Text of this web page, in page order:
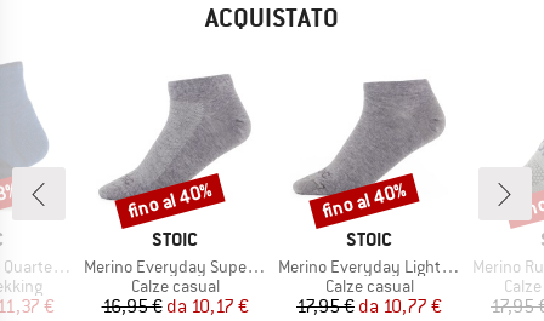
ACQUISTATO
Tech
ridotto
€
MARCHIO
STOIC
Articolo
Merino Everyday Superlight No Show
Gruppo di prodotti
Calze casual
Prezzo
16,95 € Prezzo ridotto
da 10,17 €
Sconto
fino al 40%
MARCHIO
STOIC
Articolo
Merino Everyday Light No Show Socks
Gruppo di prodotti
Calze casual
Prezzo
17,95 € Prezzo ridotto
da 10,77 €
Sconto
fino al 40%
Articolo
Merino
17,95